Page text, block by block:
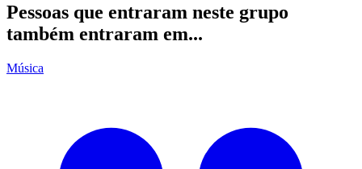
Pessoas que entraram neste grupo
também entraram em...
Música